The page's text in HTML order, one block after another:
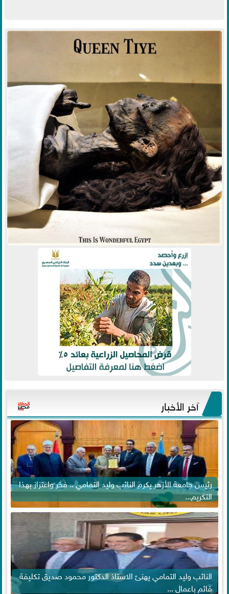
آخر الأخبار
رئيس جامعة الأزهر يكرم النائب وليد التمامي .. فخر واعتزاز بهذا
التكريم...
النائب وليد التمامي يهنئ الاستاذ الدكتور محمود صديق تكليفة
قائم باعمال ...